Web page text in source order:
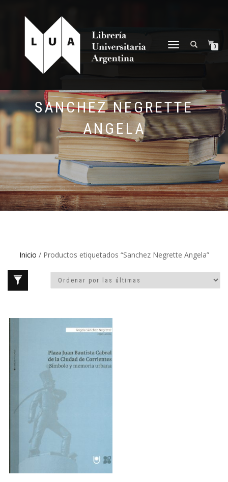
NAVEGACIÓN
0
SANCHEZ NEGRETTE
ANGELA
Inicio / Productos etiquetados “Sanchez Negrette Angela”